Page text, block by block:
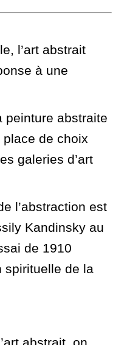
l’art abstrait
à une
peinture abstraite
place de choix
galeries d’art
l’abstraction est
Kandinsky au
de 1910
spirituelle de la